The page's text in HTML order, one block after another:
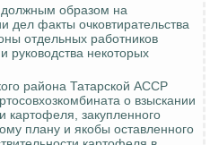
должным образом на
дел факты очковтирательства
отдельных работников
руководства некоторых
района Татарской АССР
о взыскании
картофеля, закупленного
плану и якобы оставленного